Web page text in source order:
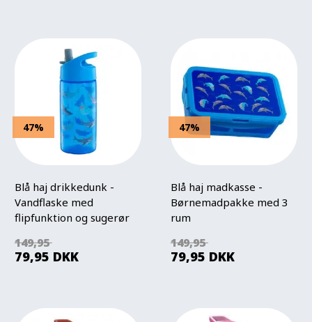
47%
Blå haj drikkedunk -
Vandflaske med
flipfunktion og sugerør
149,95
79,95 DKK
47%
Blå haj madkasse -
Børnemadpakke med 3
rum
149,95
79,95 DKK